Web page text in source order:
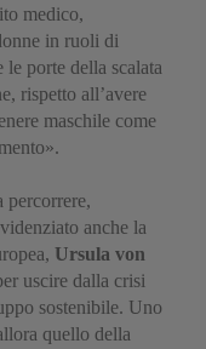
medico,
in ruoli di
porte della scalata
rispetto all’avere
maschile come
percorrere,
anche la
Ursula von
uscire dalla crisi
sostenibile. Uno
quello della